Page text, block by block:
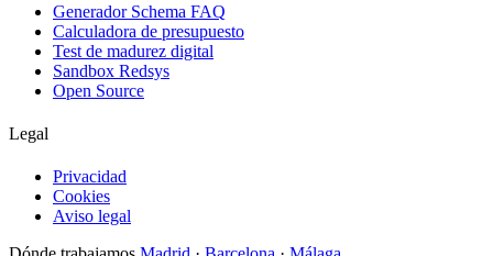
Generador Schema FAQ
Calculadora de presupuesto
Test de madurez digital
Sandbox Redsys
Open Source
Legal
Privacidad
Cookies
Aviso legal